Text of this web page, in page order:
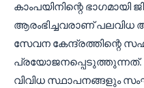
കാംപയിനിന്റെ ഭാഗമായി
ആരംഭിച്ചവരാണ്
സേവന കേന്ദ്രത്തിന്റെ
പ്രയോജനപ്പെടുത്തുന്നത്.
വിവിധ സ്ഥാപനങ്ങളും